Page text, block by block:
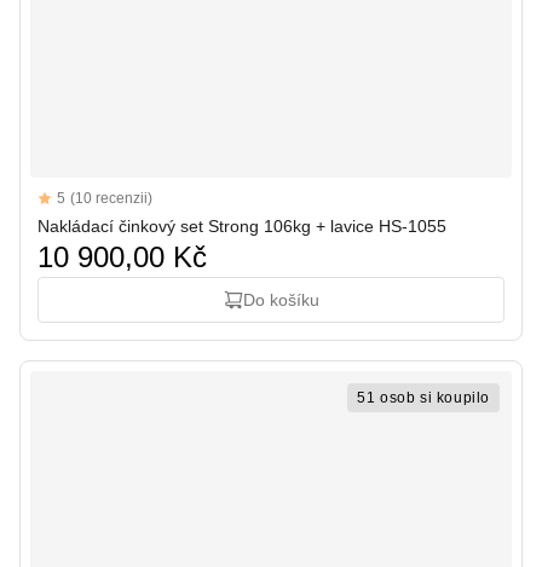
Reviews
5 out of 5 stars
5 (10 recenzii)
Nakládací činkový set Strong 106kg + lavice HS-1055
10 900,00 Kč
Do košíku
51 osob si koupilo